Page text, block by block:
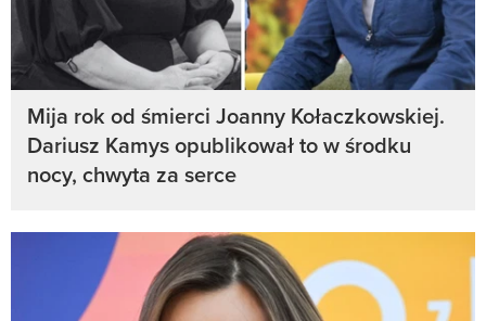
Mija rok od śmierci Joanny Kołaczkowskiej.
Dariusz Kamys opublikował to w środku
nocy, chwyta za serce